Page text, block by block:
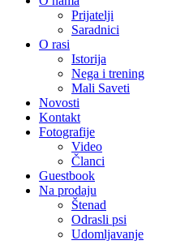
Prijatelji
Saradnici
O rasi
Istorija
Nega i trening
Mali Saveti
Novosti
Kontakt
Fotografije
Video
Članci
Guestbook
Na prodaju
Štenad
Odrasli psi
Udomljavanje